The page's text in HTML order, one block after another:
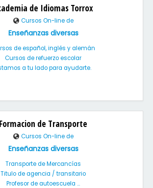
de Idiomas Torrox
Cursos On-line de
Enseñanzas diversas
de español, inglés y alemán
Cursos de refuerzo escolar
a tu lado para ayudarte.
Formacion de Transporte
Cursos On-line de
Enseñanzas diversas
Transporte de Mercancías
Titulo de agencia / transitario
Profesor de autoescuela ...